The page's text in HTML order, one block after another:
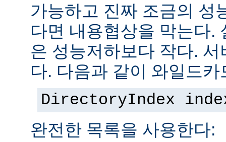
가능하고 진짜 조금의 성
다면 내용협상을 막는다.
은 성능저하보다 작다.
다. 다음과 같이 와일드
DirectoryIndex
완전한 목록을 사용한다: